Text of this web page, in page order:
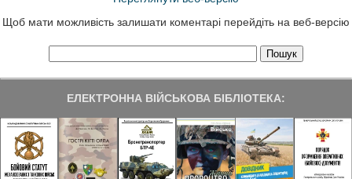
Щоб мати можливість залишати коментарі перейдіть на веб-версію
ЕЛЕКТРОННА ВІЙСЬКОВА БІБЛІОТЕКА: